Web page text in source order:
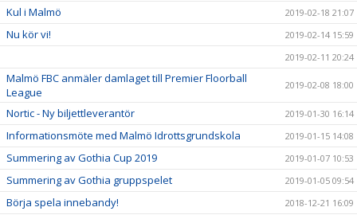
Kul i Malmö 2019-02-18 21:07
Nu kör vi!
2019-02-14 15:59
2019-02-11 20:24
Malmö FBC anmäler damlaget till Premier Floorball
League
2019-02-08 18:00
Nortic - Ny biljettleverantör 2019-01-30 16:14
Informationsmöte med Malmö Idrottsgrundskola 2019-01-15 14:08
Summering av Gothia Cup 2019 2019-01-07 10:53
Summering av Gothia gruppspelet 2019-01-05 09:54
Börja spela innebandy! 2018-12-21 16:09